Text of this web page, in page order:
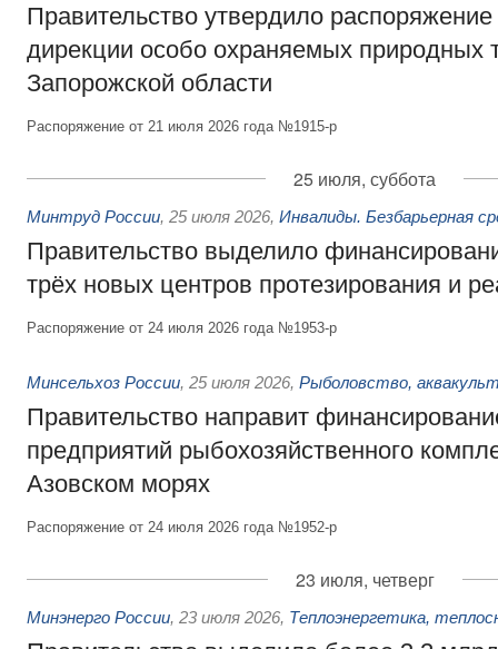
Правительство утвердило
дирекции особо охраняемых природных
Запорожской области
Распоряжение от 21 июля 2026 года №1915-р
25 июля, суббота
Минтруд России, 25 июля 2026, Инвалиды. Безбарьерная
Правительство выделило
трёх новых центров протезирования и
Распоряжение от 24 июля 2026 года №1953-р
Минсельхоз России, 25 июля 2026, Рыболовство,
Правительство направит
предприятий рыбохозяйственного
Азовском морях
Распоряжение от 24 июля 2026 года №1952-р
23 июля, четверг
Минэнерго России, 23 июля 2026, Теплоэнергетика,